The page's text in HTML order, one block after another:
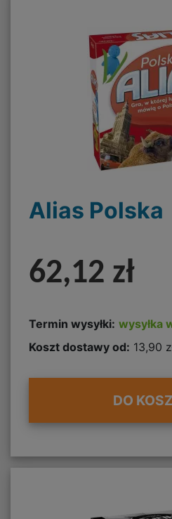
Alias Polska
62,12 zł
Termin wysyłki: wysyłka
Koszt dostawy od: 13,90
DO